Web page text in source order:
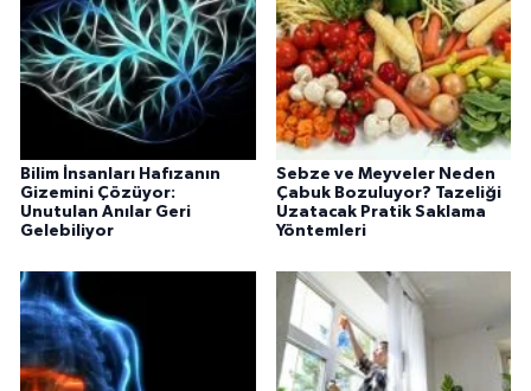
Bilim İnsanları Hafızanın
Gizemini Çözüyor:
Unutulan Anılar Geri
Gelebiliyor
Sebze ve Meyveler Neden
Çabuk Bozuluyor? Tazeliği
Uzatacak Pratik Saklama
Yöntemleri